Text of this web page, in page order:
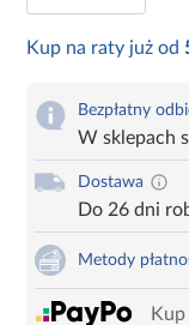
Kup na raty już od
Bezpłatny
W sklepach
Dostawa
Do 26 dni
Metody